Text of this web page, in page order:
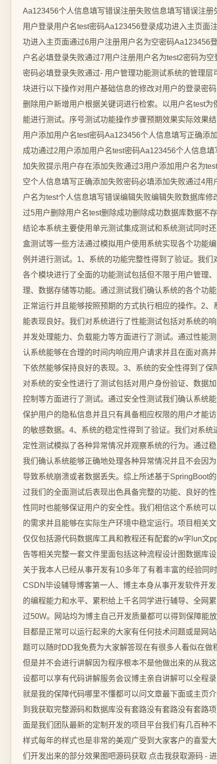
Aa123456个人信息填写错误注册失败信息填写错误注册
用户登录用户名test密码Aa123456登录成功进入主页面
功进入主页面通过6用户注册用户名为空密码Aa123456
户名必填登录失败通过7用户注册用户名为test2密码为空
密码必填登录失败通过- 用户管理功能测试系统的管理层
块进行以下操作对用户基础信息的修改对用户的登录密
删除用户新增用户根据关键词进行检索。以用户名test为
能进行测试。序号测试功能操作步骤预期效果实际效果
用户添加用户名test密码Aa123456个人信息填写正确添
成功通过2用户添加用户名test密码Aa123456个人信息填
加失败提示用户存在添加失败通过3用户添加用户名为
空个人信息填写正确添加失败密码必填添加失败通过4用
户名为test个人信息填写错误编辑失败编辑失败数据库修
过5用户删除用户名test删除成功删除成功数据库数据不
结论本系统主要使用单元测试集成测试和系统测试同时
盒测试等一些方法通过模拟用户使用系统实现各个功能
例并进行测试。1、系统的功能完整性得到了验证。我们
各个模块进行了全面的功能测试包括但不限于用户管理
理、数据存储等功能。通过测试我们确认系统的各个功
正常运行并且能够按照预期的方式执行相应的操作。2、
能表现良好。我们对系统进行了性能测试包括对系统的
并发处理能力、负载能力等方面进行了测试。通过性能
认系统能够在合理的时间内响应用户请求并且在面对高
下依然能够保持良好的表现。3、系统的安全性得到了保
对系统的安全性进行了测试包括对用户身份验证、数据
控制等方面进行了测试。通过安全性测试我们确认系统
保护用户的隐私信息并且只有具备相应权限的用户才能
的敏感数据。4、系统的稳定性得到了验证。我们对系统
定性测试模拟了各种异常情况并观察系统的行为。通过
我们确认系统能够正确地处理各种异常情况并且不会因
导致系统崩溃或者数据丢失。综上所述基于SpringBoot
过我们的全面测试后表现出色具备完整的功能、良好的
性同时也能够保证用户的安全性。我们相信这个系统可
的需求并且能够在实际生产环境中稳定运行。项目相关
仅仅包括源代码数据库工具和教程还有配套的w字lun文
告等相关完整一套文件里面包括这种流程设计图数据库
关于我本人已经从事开发有10多年了有着丰富的经验同
CSDN毕设辅导博客第一人、博主本身从事开发软件开
的编程能力和水平、累积给上千名同学进行辅导、全网
过50W。网站均为博主自己开发质量都可以得到保障能
目都是正常可以运行起来的大家有任何技术问题或是网
题可以随时DD我免费为大家解答现在有很多人看似在做
但是并不会进行讲解因为程序根本不是他做出来的从我
设都可以享有代码讲解服务会议博主亲自讲解可以全程
就是我的保障代码哪里不懂都可以问文章最下面或主页
到我获取完整源码和数据库没有套路没有套路没有套路
面是我们团队最新的定制开发的项目平台我们有几百种
样式每年的样式也是非常的美观广受到大家客户的喜爱
们开发出来的部分效果图吧源码获取 点击我获取源码 -